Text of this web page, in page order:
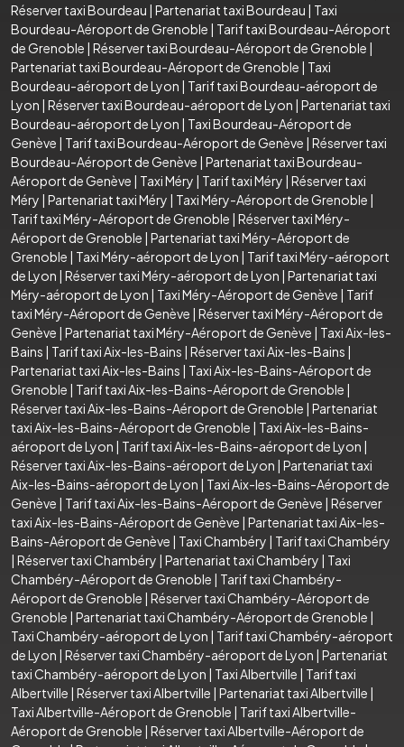
Réserver taxi Bourdeau | Partenariat taxi Bourdeau | Taxi
Bourdeau-Aéroport de Grenoble | Tarif taxi Bourdeau-Aéroport
de Grenoble | Réserver taxi Bourdeau-Aéroport de Grenoble |
Partenariat taxi Bourdeau-Aéroport de Grenoble | Taxi
Bourdeau-aéroport de Lyon | Tarif taxi Bourdeau-aéroport de
Lyon | Réserver taxi Bourdeau-aéroport de Lyon | Partenariat taxi
Bourdeau-aéroport de Lyon | Taxi Bourdeau-Aéroport de
Genève | Tarif taxi Bourdeau-Aéroport de Genève | Réserver taxi
Bourdeau-Aéroport de Genève | Partenariat taxi Bourdeau-
Aéroport de Genève | Taxi Méry | Tarif taxi Méry | Réserver taxi
Méry | Partenariat taxi Méry | Taxi Méry-Aéroport de Grenoble |
Tarif taxi Méry-Aéroport de Grenoble | Réserver taxi Méry-
Aéroport de Grenoble | Partenariat taxi Méry-Aéroport de
Grenoble | Taxi Méry-aéroport de Lyon | Tarif taxi Méry-aéroport
de Lyon | Réserver taxi Méry-aéroport de Lyon | Partenariat taxi
Méry-aéroport de Lyon | Taxi Méry-Aéroport de Genève | Tarif
taxi Méry-Aéroport de Genève | Réserver taxi Méry-Aéroport de
Genève | Partenariat taxi Méry-Aéroport de Genève | Taxi Aix-les-
Bains | Tarif taxi Aix-les-Bains | Réserver taxi Aix-les-Bains |
Partenariat taxi Aix-les-Bains | Taxi Aix-les-Bains-Aéroport de
Grenoble | Tarif taxi Aix-les-Bains-Aéroport de Grenoble |
Réserver taxi Aix-les-Bains-Aéroport de Grenoble | Partenariat
taxi Aix-les-Bains-Aéroport de Grenoble | Taxi Aix-les-Bains-
aéroport de Lyon | Tarif taxi Aix-les-Bains-aéroport de Lyon |
Réserver taxi Aix-les-Bains-aéroport de Lyon | Partenariat taxi
Aix-les-Bains-aéroport de Lyon | Taxi Aix-les-Bains-Aéroport de
Genève | Tarif taxi Aix-les-Bains-Aéroport de Genève | Réserver
taxi Aix-les-Bains-Aéroport de Genève | Partenariat taxi Aix-les-
Bains-Aéroport de Genève | Taxi Chambéry | Tarif taxi Chambéry
| Réserver taxi Chambéry | Partenariat taxi Chambéry | Taxi
Chambéry-Aéroport de Grenoble | Tarif taxi Chambéry-
Aéroport de Grenoble | Réserver taxi Chambéry-Aéroport de
Grenoble | Partenariat taxi Chambéry-Aéroport de Grenoble |
Taxi Chambéry-aéroport de Lyon | Tarif taxi Chambéry-aéroport
de Lyon | Réserver taxi Chambéry-aéroport de Lyon | Partenariat
taxi Chambéry-aéroport de Lyon | Taxi Albertville | Tarif taxi
Albertville | Réserver taxi Albertville | Partenariat taxi Albertville |
Taxi Albertville-Aéroport de Grenoble | Tarif taxi Albertville-
Aéroport de Grenoble | Réserver taxi Albertville-Aéroport de